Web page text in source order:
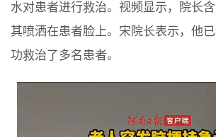
水对患者进行救治。视频显示，院长
其喷洒在患者脸上。宋院长表示，他
功救治了多名患者。